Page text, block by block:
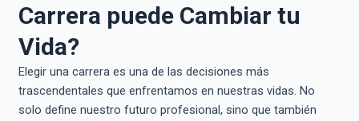
Carrera puede Cambiar tu
Vida?
Elegir una carrera es una de las decisiones más
trascendentales que enfrentamos en nuestras vidas. No
solo define nuestro futuro profesional, sino que también